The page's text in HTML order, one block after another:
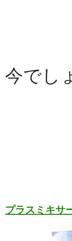
今でし
プラスミキサ